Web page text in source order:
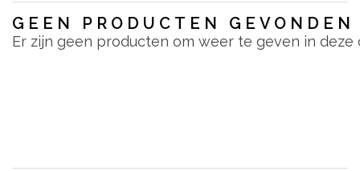
GEEN PRODUCTEN GEVONDEN
Er zijn geen producten om weer te geven in deze